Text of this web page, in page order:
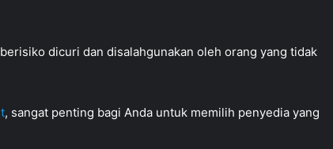
dicuri dan disalahgunakan oleh orang yang tidak
, sangat penting bagi Anda untuk memilih penyedia yang